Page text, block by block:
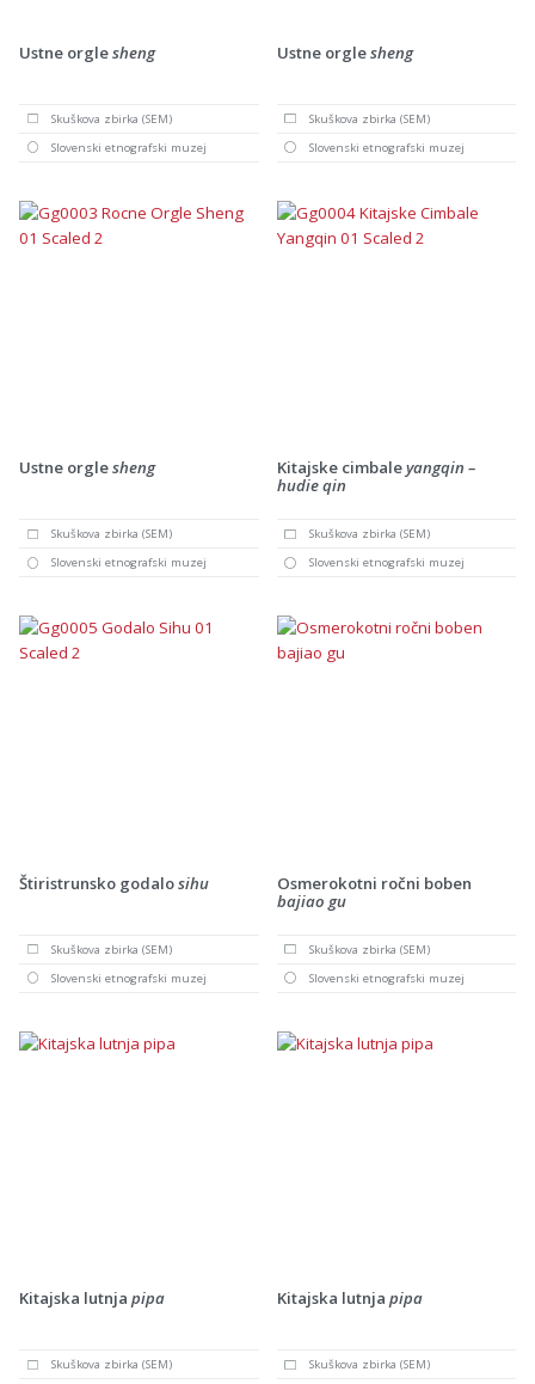
Ustne orglesheng
Skuškova zbirka (SEM)
Slovenski etnografski muzej
Ustne orglesheng
Skuškova zbirka (SEM)
Slovenski etnografski muzej
Ustne orglesheng
Skuškova zbirka (SEM)
Slovenski etnografski muzej
Kitajske cimbaleyangqin –
hudie qin
Skuškova zbirka (SEM)
Slovenski etnografski muzej
Štiristrunsko godalosihu
Skuškova zbirka (SEM)
Slovenski etnografski muzej
Osmerokotni ročni boben
bajiao gu
Skuškova zbirka (SEM)
Slovenski etnografski muzej
Kitajska lutnja pipa
Skuškova zbirka (SEM)
Kitajska lutnja pipa
Skuškova zbirka (SEM)